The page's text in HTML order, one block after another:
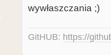
wywłaszczania ;)
GitHUB: https://